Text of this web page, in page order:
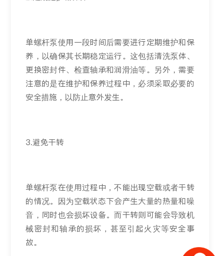
单螺杆泵使用一段时间后需要进行定期维护和保
养，以确保其长期稳定运行。这包括清洗泵体、
更换密封件、检查轴承和润滑油等。另外，需要
注意的是在维护和保养过程中，必须采取必要的
安全措施，以防止意外发生。
3.避免干转
单螺杆泵在使用过程中，不能出现空载或者干转
的情况。因为空载状态下会产生大量的热量和噪
音，同时也会损坏设备。而干转则可能会导致机
械密封和轴承的损坏，甚至引起火灾等安全事
故。